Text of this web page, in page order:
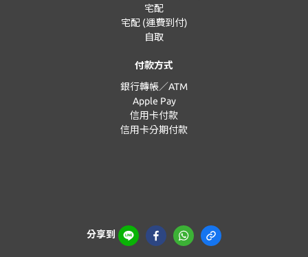
宅配
宅配 (運費到付)
自取
付款方式
銀行轉帳／ATM
Apple Pay
信用卡付款
信用卡分期付款
分享到